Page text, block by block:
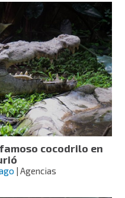
cocodrilo en
| Agencias